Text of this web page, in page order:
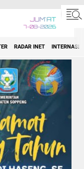
JUM'AT
7-08-2026
RADAR INET